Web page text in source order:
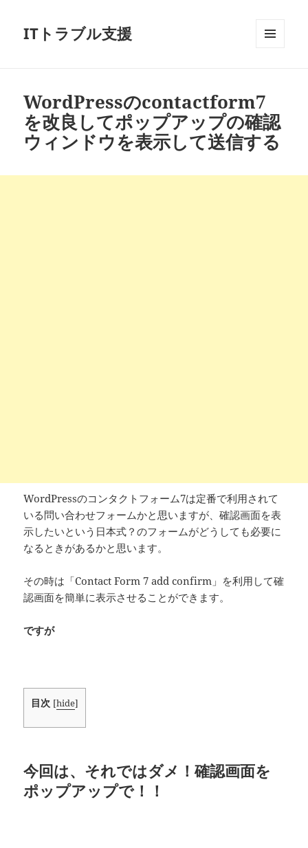
ITトラブル支援
WordPressのcontactform7
を改良してポップアップの確認
ウィンドウを表示して送信する
WordPressのコンタクトフォーム7は定番で利用されて
いる問い合わせフォームかと思いますが、確認画面を表
示したいという日本式？のフォームがどうしても必要に
なるときがあるかと思います。
その時は「Contact Form 7 add confirm」を利用して確
認画面を簡単に表示させることができます。
ですが
目次 [hide]
今回は、それではダメ！確認画面を
ポップアップで！！